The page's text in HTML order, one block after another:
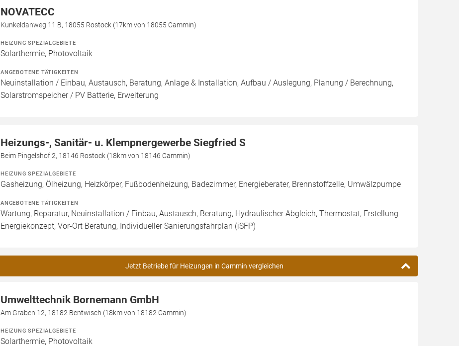
NOVATECC
Kunkeldanweg 11 B, 18055 Rostock (17km von 18055 Cammin)
HEIZUNG SPEZIALGEBIETE
Solarthermie, Photovoltaik
ANGEBOTENE TÄTIGKEITEN
Neuinstallation / Einbau, Austausch, Beratung, Anlage & Installation, Aufbau / Auslegung, Planung / Berechnung,
Solarstromspeicher / PV Batterie, Erweiterung
Heizungs-, Sanitär- u. Klempnergewerbe Siegfried S
Beim Pingelshof 2, 18146 Rostock (18km von 18146 Cammin)
HEIZUNG SPEZIALGEBIETE
Gasheizung, Ölheizung, Heizkörper, Fußbodenheizung, Badezimmer, Energieberater, Brennstoffzelle, Umwälzpumpe
ANGEBOTENE TÄTIGKEITEN
Wartung, Reparatur, Neuinstallation / Einbau, Austausch, Beratung, Hydraulischer Abgleich, Thermostat, Erstellung
Energiekonzept, Vor-Ort Beratung, Individueller Sanierungsfahrplan (iSFP)
Jetzt Betriebe für Heizungen in Cammin vergleichen
Umwelttechnik Bornemann GmbH
Am Graben 12, 18182 Bentwisch (18km von 18182 Cammin)
HEIZUNG SPEZIALGEBIETE
Solarthermie, Photovoltaik